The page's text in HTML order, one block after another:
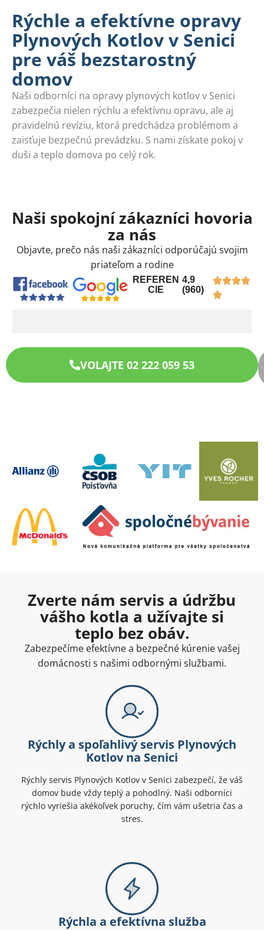
Rýchle a efektívne opravy
Plynových Kotlov v Senici
pre váš bezstarostný
domov
Naši odborníci na opravy plynových kotlov v Senici
zabezpečia nielen rýchlu a efektívnu opravu, ale aj
pravidelnú revíziu, ktorá predchádza problémom a
zaisťuje bezpečnú prevádzku. S nami získate pokoj v
duši a teplo domova po celý rok.
Naši spokojní zákazníci hovoria
za nás
Objavte, prečo nás naši zákazníci odporúčajú svojim
priateľom a rodine
REFEREN
CIE
4,9
(960)
VOLAJTE 02 222 059 53
Zverte nám servis a údržbu
vášho kotla a užívajte si
teplo bez obáv.
Zabezpečíme efektívne a bezpečné kúrenie vašej
domácnosti s našimi odbornými službami.
Rýchly a spoľahlivý servis Plynových
Kotlov na Senici
Rýchly servis Plynových Kotlov v Senici zabezpečí, že váš
domov bude vždy teplý a pohodlný. Naši odborníci
rýchlo vyriešia akékoľvek poruchy, čím vám ušetria čas a
stres.
Rýchla a efektívna služba